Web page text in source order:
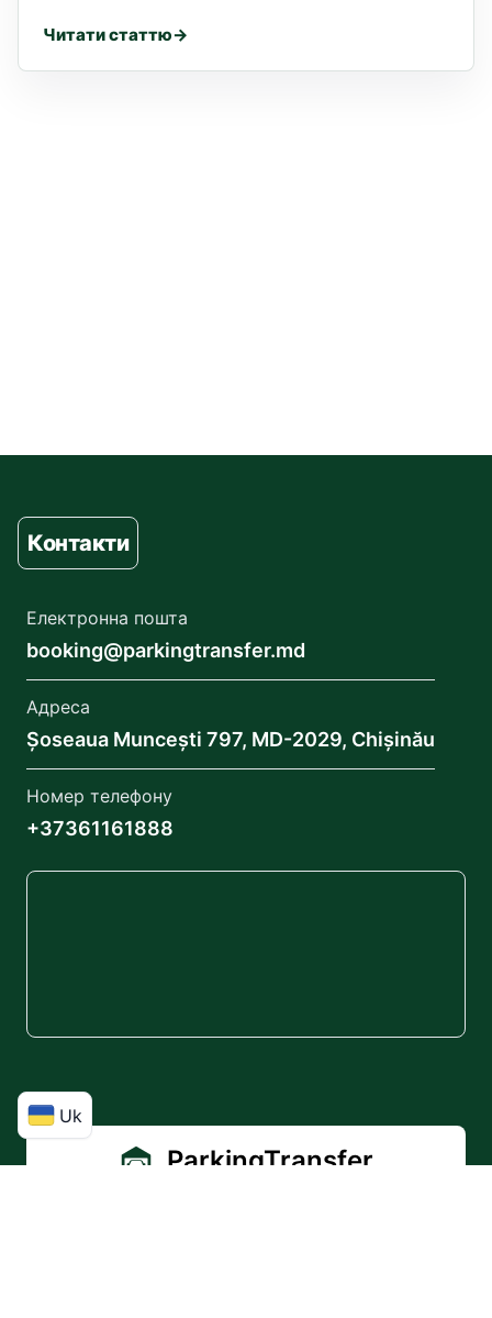
Читати статтю
Uk
Контакти
Електронна пошта
booking@parkingtransfer.md
Адреса
Șoseaua Muncești 797, MD-2029, Chișinău
Номер телефону
+37361161888
ParkingTransfer